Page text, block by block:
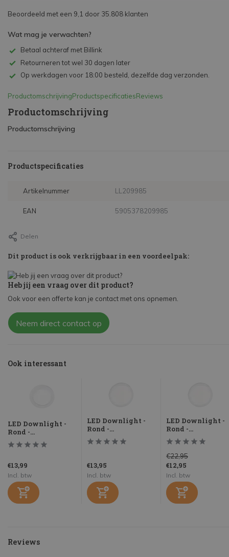
Beoordeeld met een 9,1 door 35.808 klanten
Wat mag je verwachten?
Betaal achteraf met Billink
Retourneren tot wel 30 dagen later
Op werkdagen voor 18:00 besteld, dezelfde dag verzonden.
ProductomschrijvingProductspecificatiesReviews
Productomschrijving
Productomschrijving
Productspecificaties
Artikelnummer LL209985
EAN 5905378209985
Delen
Dit product is ook verkrijgbaar in een voordeelpak:
Heb jij een vraag over dit product?
Ook voor een offerte kan je contact met ons opnemen.
Neem direct contact op
Ook interessant
LED Downlight -
Rond -...
€13,99
Incl. btw
LED Downlight -
Rond -...
€13,95
Incl. btw
LED Downlight -
Rond -...
€22,95
€12,95
Incl. btw
Reviews